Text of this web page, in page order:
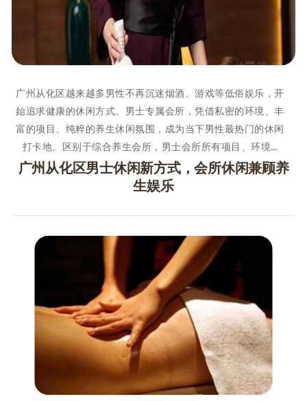
广州从化区越来越多男性不再沉迷烟酒、游戏等低俗娱乐，开
始追求健康的休闲方式。男士专属会所，凭借私密的环境、丰
富的项目、纯粹的养生休闲氛围，成为当下男性最热门的休闲
打卡地。区别于综合养生会所，男士会所所有项目、环境…
广州从化区男士休闲新方式，会所休闲兼顾养
生娱乐